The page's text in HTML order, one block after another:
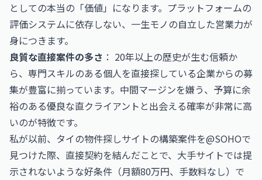
としての本当の「価値」になります。プラットフォームの
評価システムに依存しない、一生モノの自立した営業力が
身につきます。
良質な直接案件の多さ ： 20年以上の歴史が生む信頼か
ら、専門スキルのある個人を直接探している企業からの募
集が豊富に揃っています。中間マージンを嫌う、予算に余
裕のある優良な直クライアントと出会える確率が非常に高
いのが特徴です。
私が以前、タイの物件探しサイトの構築案件を@SOHOで
見つけた際、直接契約を結んだことで、大手サイトでは提
示されないような好条件（月額80万円、手数料なし）で